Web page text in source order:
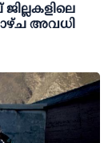
അവധി